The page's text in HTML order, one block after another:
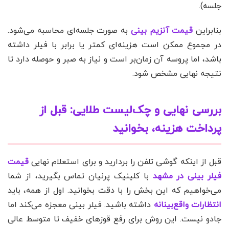
جلسه).
بنابراین قیمت آنزیم بینی به صورت جلسه‌ای محاسبه می‌شود.
در مجموع ممکن است هزینه‌ای کمتر یا برابر با فیلر داشته
باشد، اما پروسه آن زمان‌بر است و نیاز به صبر و حوصله دارد تا
نتیجه نهایی مشخص شود.
بررسی نهایی و چک‌لیست طلایی: قبل از
پرداخت هزینه، بخوانید
قبل از اینکه گوشی تلفن را بردارید و برای استعلام نهایی قیمت
فیلر بینی در مشهد با کلینیک پرنیان تماس بگیرید، از شما
می‌خواهیم که این بخش را با دقت بخوانید. اول از همه، باید
انتظارات واقع‌بینانه داشته باشید. فیلر بینی معجزه می‌کند اما
جادو نیست. این روش برای رفع قوزهای خفیف تا متوسط عالی